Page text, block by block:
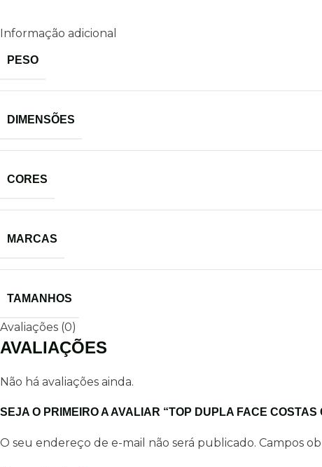
Informação adicional
PESO
DIMENSÕES
CORES
MARCAS
TAMANHOS
Avaliações (0)
AVALIAÇÕES
Não há avaliações ainda.
SEJA O PRIMEIRO A AVALIAR “TOP DUPLA FACE
O seu endereço de e-mail não será publicado. Campos